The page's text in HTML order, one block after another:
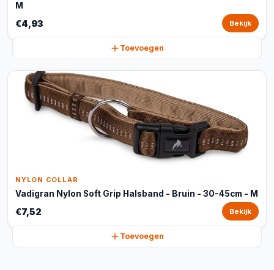
M
€4,93 Bekijk
Toevoegen
NYLON COLLAR
Vadigran Nylon Soft Grip Halsband - Bruin - 30-45cm - M
€7,52 Bekijk
Toevoegen